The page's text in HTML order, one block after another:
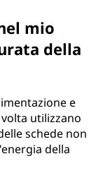
mio
della
e
utilizzano
schede non
della